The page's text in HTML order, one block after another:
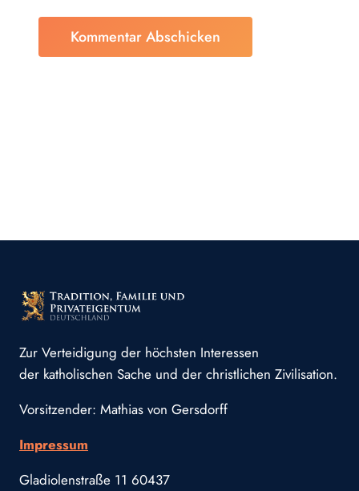
Zur Verteidigung der höchsten Interessen
der katholischen Sache und der christlichen Zivilisation.
Vorsitzender: Mathias von Gersdorff
Impressum
Gladiolenstraße 11 60437